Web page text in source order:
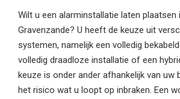
Wilt u een alarminstallatie laten plaatsen
Gravenzande? U heeft de keuze uit
systemen, namelijk een volledig
volledig draadloze installatie of een
keuze is onder ander afhankelijk van uw
het risico wat u loopt op inbraken. Een